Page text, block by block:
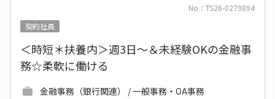
No：TS26-0279894
契約社員
＜時短＊扶養内＞週3日～＆未経験OKの金融事
務☆柔軟に働ける
金融事務（銀行関連） / 一般事務・OA事務